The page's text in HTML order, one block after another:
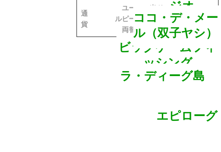
エピローグ
ココ・デ・メー
ル（双子ヤシ）
ラ・ディーグ島
ジオ
ビッグゲームフィ
ッシング
通
貨
ユーロ・米ドル・セイシェル
ルピー
両替銀行米ドル１：